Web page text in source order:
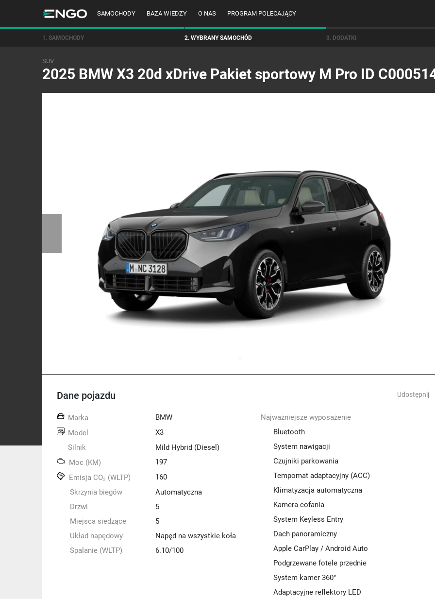
SAMOCHODY BAZA WIEDZY O NAS PROGRAM POLECAJĄCY
1. SAMOCHODY 2. WYBRANY SAMOCHÓD 3. DODATKI
SUV
2025 BMW X3 20d xDrive Pakiet sportowy M Pro ID
Dane pojazdu Udostępnij
Marka
BMW
Model
X3
Silnik
Mild Hybrid (Diesel)
Moc (KM)
197
Emisja CO₂ (WLTP)
160
Skrzynia biegów
Automatyczna
Drzwi
5
Miejsca siedzące
5
Układ napędowy
Napęd na wszystkie koła
Spalanie (WLTP)
6.10/100
Najważniejsze wyposażenie
Bluetooth
System nawigacji
Czujniki parkowania
Tempomat adaptacyjny (ACC)
Klimatyzacja automatyczna
Kamera cofania
System Keyless Entry
Dach panoramiczny
Apple CarPlay / Android Auto
Podgrzewane fotele przednie
System kamer 360°
Adaptacyjne reflektory LED